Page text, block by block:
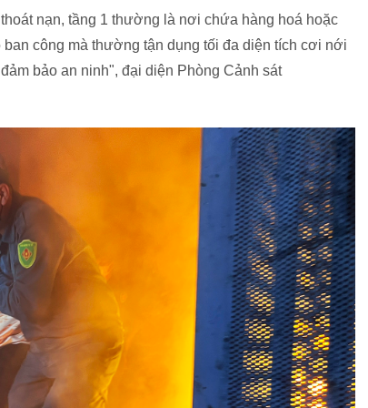
nạn, tầng 1 thường là nơi chứa hàng hoá hoặc
công mà thường tận dụng tối đa diện tích cơi nới
bảo an ninh", đại diện Phòng Cảnh sát